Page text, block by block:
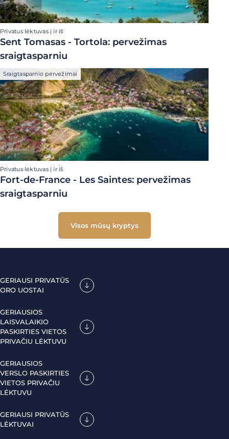
Privatus lėktuvas į ir iš
Sent Tomasas - Tortola: pervežimas
sraigtasparniu
Sraigtasparnio pervežimai
Privatus lėktuvas į ir iš
Fort-de-France - Les Saintes: pervežimas
sraigtasparniu
Visos mūsų kryptys
GERIAUSI PRIVATŪS
ORO UOSTAI
GERIAUSIOS
LAISVALAIKIO
PASKIRTIES VIETOS
PRIVAČIU LĖKTUVU
GERIAUSIOS
VERSLO PASKIRTIES
VIETOS PRIVAČIU
LĖKTUVU
GERIAUSI PRIVATŪS
LĖKTUVAI